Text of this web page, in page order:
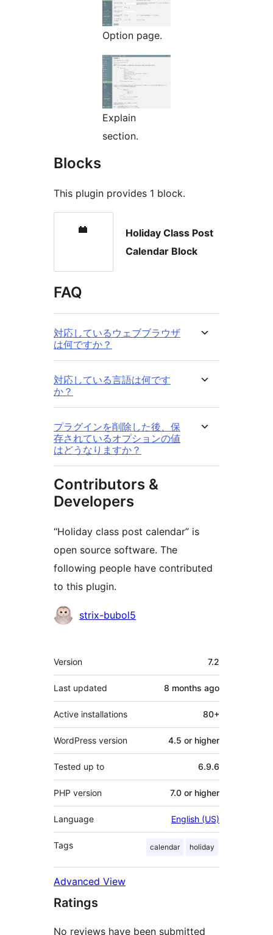
Option page.
Explain
section.
Blocks
This plugin provides 1 block.
Holiday Class Post
Calendar Block
FAQ
対応しているウェブブラウザ
は何ですか？
対応している言語は何です
か？
プラグインを削除した後、保
存されているオプションの値
はどうなりますか？
Contributors &
Developers
“Holiday class post calendar” is
open source software. The
following people have contributed
to this plugin.
Contributors
strix-bubol5
Meta
Version 7.2
Last updated 8 months ago
Active installations 80+
WordPress version 4.5 or higher
Tested up to 6.9.6
PHP version 7.0 or higher
Language English (US)
Tags calendar holiday
Advanced View
Ratings
No reviews have been submitted